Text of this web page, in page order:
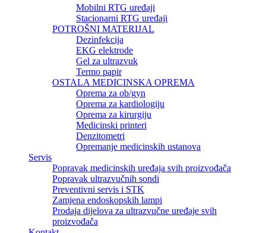
Mobilni RTG uređaji
Stacionarni RTG uređaji
POTROŠNI MATERIJAL
Dezinfekcija
EKG elektrode
Gel za ultrazvuk
Termo papir
OSTALA MEDICINSKA OPREMA
Oprema za ob/gyn
Oprema za kardiologiju
Oprema za kirurgiju
Medicinski printeri
Denzitometri
Opremanje medicinskih ustanova
Servis
Popravak medicinskih uređaja svih proizvođača
Popravak ultrazvučnih sondi
Preventivni servis i STK
Zamjena endoskopskih lampi
Prodaja dijelova za ultrazvučne uređaje svih
proizvođača